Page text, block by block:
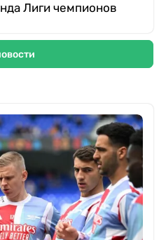
Лиги чемпионов